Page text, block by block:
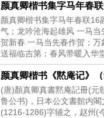
颜真卿楷书集字马年春
颜真卿楷书集字马年春联16
气；龙吟沧海起雄风 一马
贺新春 一马当先春作贺；万
送福临吉第；春风带暖入华
红梅映雪兆丰年 骏马蹄轻
康 骏马奋蹄开富路；春风送
千里路，新春更上一...
颜真卿楷书《黙庵记》（
(唐)顏真卿真書黙庵記冊(元
鲁公书)，日本公文書館内
(1216-1286)字辅之，赵州(